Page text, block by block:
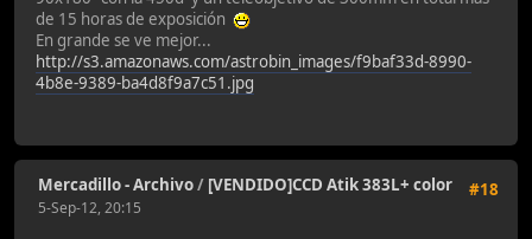
de 15 horas de exposición
En grande se ve mejor...
http://s3.amazonaws.com/astrobin_images/f9baf33d-8990-
4b8e-9389-ba4d8f9a7c51.jpg
#18
Mercadillo - Archivo/ [VENDIDO]CCD Atik 383L+ color
5-Sep-12, 20:15